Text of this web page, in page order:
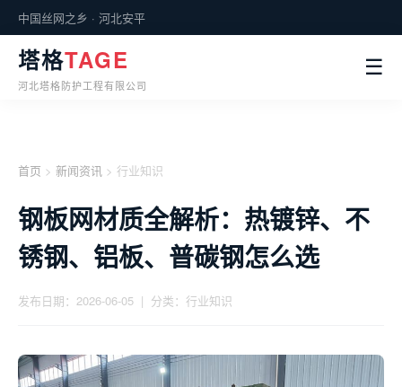
中国丝网之乡 · 河北安平
塔格TAGE
河北塔格防护工程有限公司
☰
首页 > 新闻资讯 > 行业知识
钢板网材质全解析：热镀锌、不
锈钢、铝板、普碳钢怎么选
发布日期：2026-06-05 | 分类：行业知识